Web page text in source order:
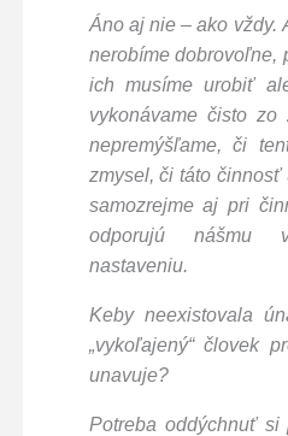
Áno aj nie – ako vždy.
nerobíme dobrovoľne,
ich musíme urobiť
vykonávame čisto
nepremýšľame, či
zmysel, či táto
samozrejme aj pri
odporujú nášmu
nastaveniu.
Keby neexistovala
„vykoľajený“ človek
unavuje?
Potreba oddýchnuť si